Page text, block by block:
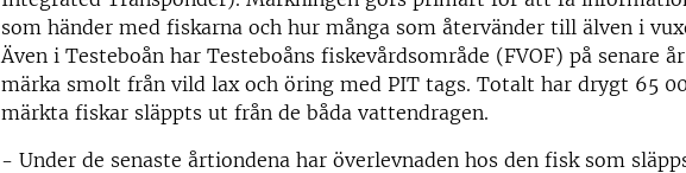
som händer med fiskarna och hur många som återvänder till älven i
Även i Testeboån har Testeboåns fiskevårdsområde (FVOF) på senare
märka smolt från vild lax och öring med PIT tags. Totalt har drygt 65
märkta fiskar släppts ut från de båda vattendragen.
- Under de senaste årtiondena har överlevnaden hos den fisk som